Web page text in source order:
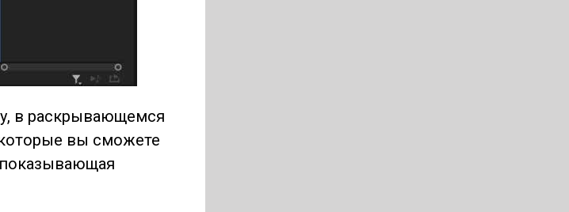
в раскрывающемся
вы сможете
показывающая